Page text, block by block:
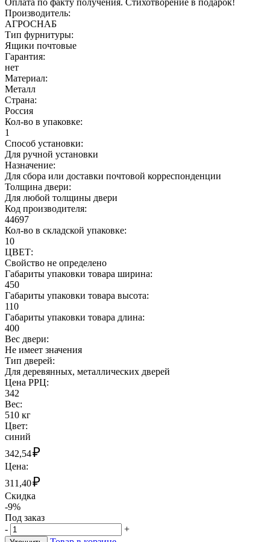
Производитель:
АГРОСНАБ
Тип фурнитуры:
Ящики почтовые
Гарантия:
нет
Материал:
Металл
Страна:
Россия
Кол-во в упаковке:
1
Способ установки:
Для ручной установки
Назначение:
Для сбора или доставки почтовой корреспонденции
Толщина двери:
Для любой толщины двери
Код производителя:
44697
Кол-во в складской упаковке:
10
ЦВЕТ:
Свойство не определено
Габариты упаковки товара ширина:
450
Габариты упаковки товара высота:
110
Габариты упаковки товара длина:
400
Вес двери:
Не имеет значения
Тип дверей:
Для деревянных, металлических дверей
Цена РРЦ:
342
Вес:
510 кг
Цвет:
синий
342,54₽
Цена:
311,40₽
Скидка
-9%
Под заказ
-
+